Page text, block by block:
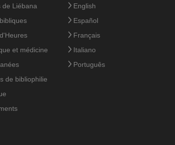
de Liébana
et médicine
de bibliophilie
English
Español
Français
Italiano
Português